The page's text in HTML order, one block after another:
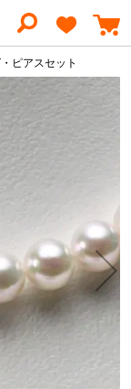
ン
ン
に
検
ピアスセット